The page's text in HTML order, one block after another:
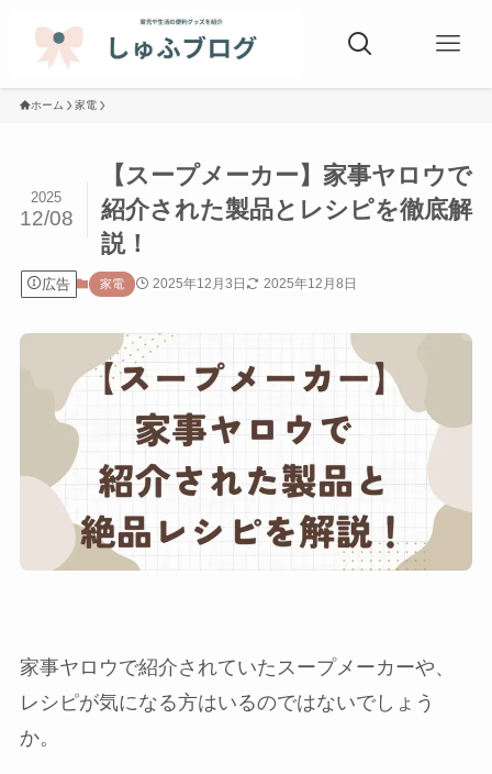
ホーム 家電
【スープメーカー】家事ヤロウで
紹介された製品とレシピを徹底解
説！
2025
12/08
広告 家電 2025年12月3日 2025年12月8日
家事ヤロウで紹介されていたスープメーカーや、
レシピが気になる方はいるのではないでしょう
か。